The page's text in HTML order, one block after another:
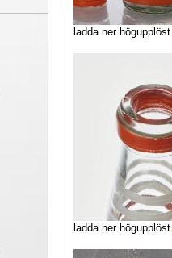
ladda ner högupplöst
ladda ner högupplöst